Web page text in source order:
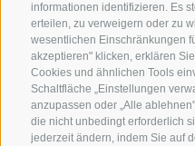
informationen identifizieren. Es
erteilen, zu verweigern oder zu
wesentlichen Einschränkungen
akzeptieren" klicken, erklären
Cookies und ähnlichen Tools
Schaltfläche „Einstellungen
anzupassen oder „Alle
die nicht unbedingt erforderlich
jederzeit ändern, indem Sie auf